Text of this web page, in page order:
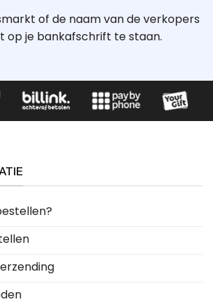
of de naam van de verkopers
op je bankafschrift te staan.